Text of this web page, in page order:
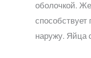
оболочкой.
наружу. Яйца